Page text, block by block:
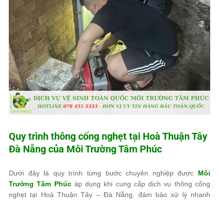
Quy trình thông cống nghẹt tại Hoà Thuận Tây
Đà Nẵng của Môi Trường Tâm Phúc
Dưới đây là quy trình từng bước chuyên nghiệp được Môi
Trường Tâm Phúcáp dụng khi cung cấp dịch vụ thông cống
nghẹt tại Hoà Thuận Tây – Đà Nẵng, đảm bảo xử lý nhanh